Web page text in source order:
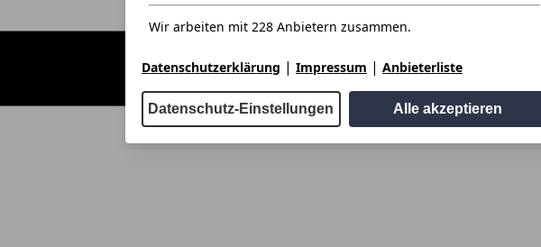
Wir arbeiten mit 228 Anbietern zusammen.
Datenschutzerklärung | Impressum | Anbieterliste
Datenschutz-Einstellungen Alle akzeptieren